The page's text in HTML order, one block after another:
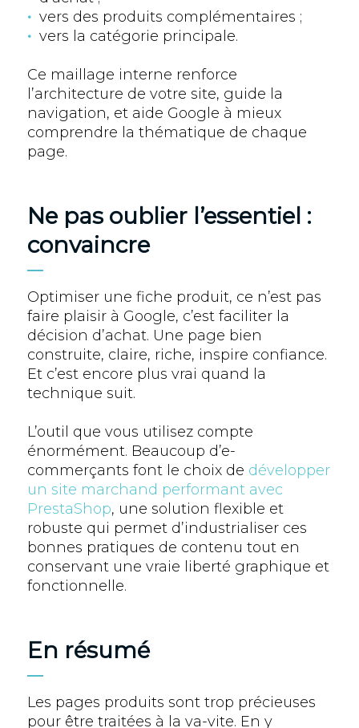
vers des produits complémentaires ;
vers la catégorie principale.
Ce maillage interne renforce
l’architecture de votre site, guide la
navigation, et aide Google à mieux
comprendre la thématique de chaque
page.
Ne pas oublier l’essentiel :
convaincre
Optimiser une fiche produit, ce n’est pas
faire plaisir à Google, c’est faciliter la
décision d’achat. Une page bien
construite, claire, riche, inspire confiance.
Et c’est encore plus vrai quand la
technique suit.
L’outil que vous utilisez compte
énormément. Beaucoup d’e-
commerçants font le choix de développer
un site marchand performant avec
PrestaShop, une solution flexible et
robuste qui permet d’industrialiser ces
bonnes pratiques de contenu tout en
conservant une vraie liberté graphique et
fonctionnelle.
En résumé
Les pages produits sont trop précieuses
pour être traitées à la va-vite. En y